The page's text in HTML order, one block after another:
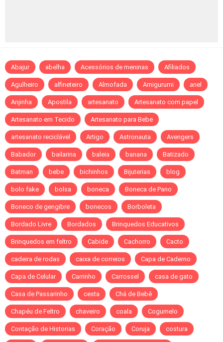
Abajur abelha Acessórios de meninas Afiliados
Agulheiro alfineteiro Almofada Amigurumi anel
Anjinha Apostila artesanato Artesanato com papel
Artesanato em Tecido Artesanato para Bebe
artesanato reciclável Artigo Astronauta Avengers
Babador bailarina baleia banana Batizado
Batman bebe bichinhos Bijuterias blog
bolo fake bolsa boneca Boneca de Pano
Boneco de gengibre bonecos Borboleta
Bordado Livre Bordados Brinquedos Educativos
Brinquedos em feltro Cabide Cachorro Cacto
cadeira de rodas caixa de correios Capa de Caderno
Capa de Celular Carrinho Carrossel casa de gato
Casa de Passarinho cesta Chá de Bebê
Chapéu de Feltro chaveiro coala Cogumelo
Contação de Historias Coração Coruja costura